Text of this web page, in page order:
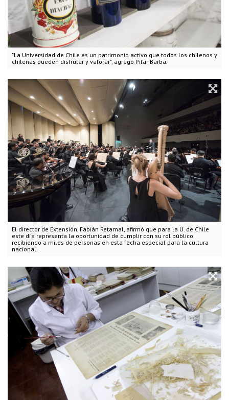
"La Universidad de Chile es un patrimonio activo que todos los chilenos y
chilenas pueden disfrutar y valorar", agregó Pilar Barba.
El director de Extensión, Fabián Retamal, afirmó que para la U. de Chile
este día representa la oportunidad de cumplir con su rol público
recibiendo a miles de personas en esta fecha especial para la cultura
nacional.